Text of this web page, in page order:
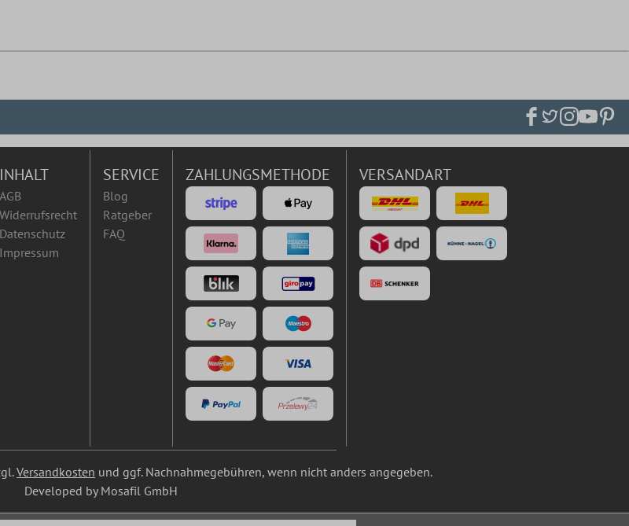
INHALT
AGB
Widerrufsrecht
Datenschutz
Impressum
SERVICE
Blog
Ratgeber
FAQ
ZAHLUNGSMETHODE VERSANDART
Versandkosten und ggf. Nachnahmegebühren, wenn nicht anders angegeben.
Developed by Mosafil GmbH